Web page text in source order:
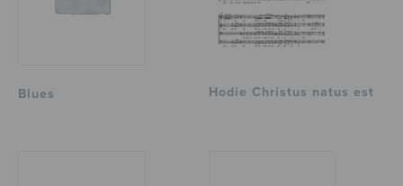
Blues Hodie Christus natus est